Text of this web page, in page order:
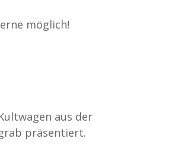
möglich!
aus der
präsentiert.